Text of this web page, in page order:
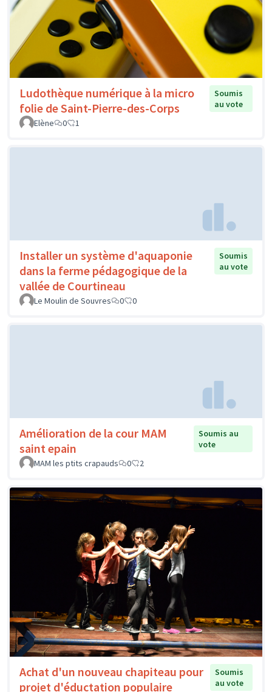
Ludothèque numérique à la micro
folie de Saint-Pierre-des-Corps
Soumis
au vote
Elène
0 1
Installer un système d'aquaponie
dans la ferme pédagogique de la
vallée de Courtineau
Soumis
au vote
Le Moulin de Souvres 0 0
Amélioration de la cour MAM
saint epain
Soumis au
vote
MAM les ptits crapauds
0 2
Achat d'un nouveau chapiteau pour
projet d'éductation populaire
Soumis
au vote